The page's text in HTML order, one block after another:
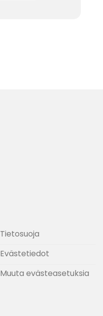
Tietosuoja
Evästetiedot
Muuta evästeasetuksia